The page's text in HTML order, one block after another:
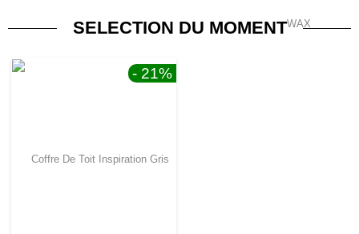
SELECTION DU MOMENT
- 21%